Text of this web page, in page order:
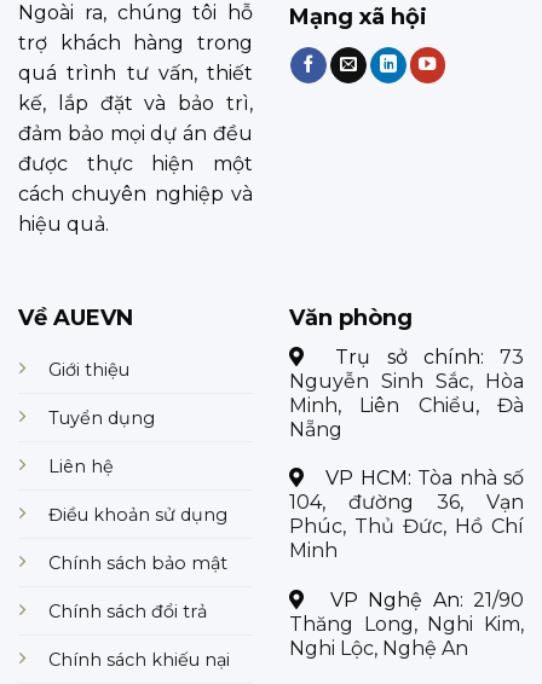
Ngoài ra, chúng tôi hỗ
trợ khách hàng trong
quá trình tư vấn, thiết
kế, lắp đặt và bảo trì,
đảm bảo mọi dự án đều
được thực hiện một
cách chuyên nghiệp và
hiệu quả.
Mạng xã hội
Về AUEVN
Giới thiệu
Tuyển dụng
Liên hệ
Điều khoản sử dụng
Chính sách bảo mật
Chính sách đổi trả
Chính sách khiếu nại
Văn phòng
Trụ sở chính: 73
Nguyễn Sinh Sắc, Hòa
Minh, Liên Chiểu, Đà
Nẵng
VP HCM: Tòa nhà số
104, đường 36, Vạn
Phúc, Thủ Đức, Hồ Chí
Minh
VP Nghệ An: 21/90
Thăng Long, Nghi Kim,
Nghi Lộc, Nghệ An